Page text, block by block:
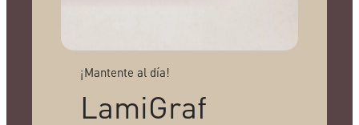
¡Mantente al día!
LamiGraf